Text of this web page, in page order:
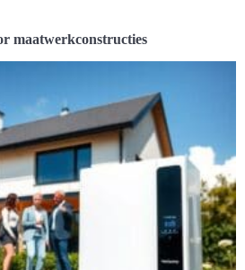
maatwerkconstructies